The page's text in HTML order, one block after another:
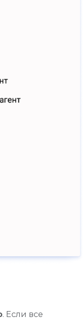
. Если все